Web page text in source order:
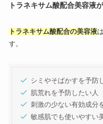
トラネキサム酸配合美容液
トラネキサム酸配合の美容液
す。
シミやそばかすを予防
肌荒れを予防したい人
刺激の少ない有効成分
敏感肌でも使いやすい